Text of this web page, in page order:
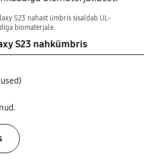
S23 nahast ümbris sisaldab UL-
biomaterjale.
S23 nahkümbris